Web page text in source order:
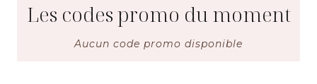
Les codes promo du moment
Aucun code promo disponible